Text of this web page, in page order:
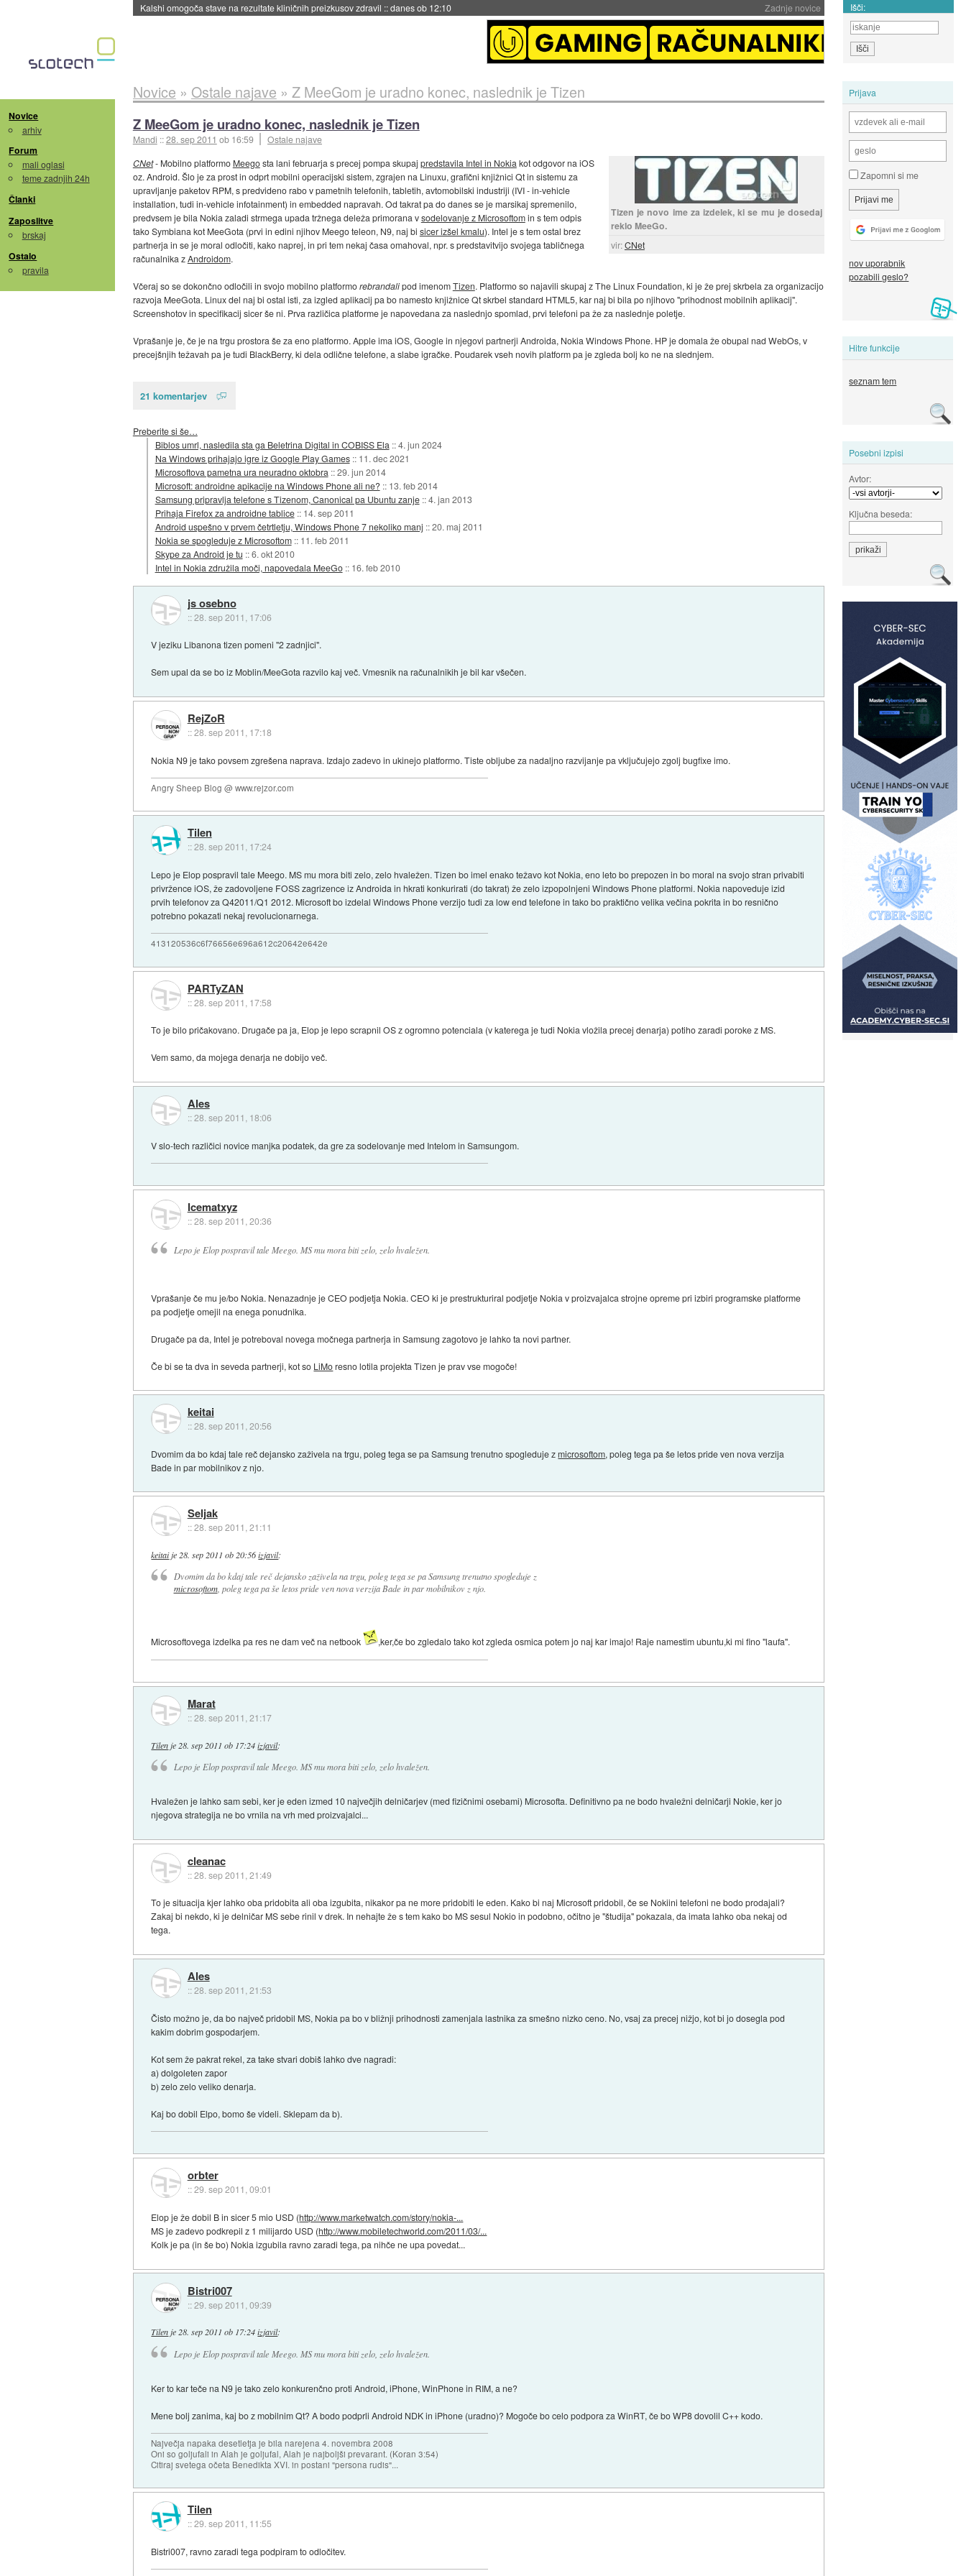
Zadnje novice
Sandisk že prodal več kot polovico SSD-jev za naslednji dve leti::danes ob 11:37 Išči:
Novice
arhiv
Forum
mali oglasi
teme zadnjih 24h
Članki
Zaposlitve
brskaj
Ostalo
pravila
Prijava
Zapomni si me
nov uporabnik
pozabili geslo?
Hitre funkcije
seznam tem
Posebni izpisi
Avtor:
Ključna beseda:
Novice » Ostale najave » Z MeeGom je uradno konec, naslednik je Tizen
Z MeeGom je uradno konec, naslednik je Tizen
Mandi ::28. sep 2011 ob 16:59 Ostale najave
Tizen je novo ime za izdelek, ki se mu je dosedaj
reklo MeeGo.
vir:CNet
CNet- Mobilno platformo Meegosta lani februarja s precej pompa skupaj predstavila Intel in Nokia kot odgovor na iOS
oz. Android. Šlo je za prost in odprt mobilni operacijski sistem, zgrajen na Linuxu, grafični knjižnici Qt in sistemu za
upravljanje paketov RPM, s predvideno rabo v pametnih telefonih, tabletih, avtomobilski industriji (IVI - in-vehicle
installation, tudi in-vehicle infotainment) in embedded napravah. Od takrat pa do danes se je marsikaj spremenilo,
predvsem je bila Nokia zaladi strmega upada tržnega deleža primorana vsodelovanje z Microsoftomin s tem odpis
tako Symbiana kot MeeGota (prvi in edini njihov Meego teleon, N9, naj bi sicer izšel kmalu). Intel je s tem ostal brez
partnerja in se je moral odločiti, kako naprej, in pri tem nekaj časa omahoval, npr. s predstavitvijo svojega tabličnega
računalnika zAndroidom.
Včeraj so se dokončno odločili in svojo mobilno platformorebrandalipod imenomTizen. Platformo so najavili skupaj z The Linux Foundation, ki je že prej skrbela za organizacijo
razvoja MeeGota. Linux del naj bi ostal isti, za izgled aplikacij pa bo namesto knjižnice Qt skrbel standard HTML5, kar naj bi bila po njihovo "prihodnost mobilnih aplikacij".
Screenshotov in specifikacij sicer še ni. Prva različica platforme je napovedana za naslednjo spomlad, prvi telefoni pa že za naslednje poletje.
Vprašanje je, če je na trgu prostora še za eno platformo. Apple ima iOS, Google in njegovi partnerji Androida, Nokia Windows Phone. HP je domala že obupal nad WebOs, v
precejšnjih težavah pa je tudi BlackBerry, ki dela odlične telefone, a slabe igračke. Poudarek vseh novih platform pa je zgleda bolj ko ne na slednjem.
21 komentarjev
Preberite si še…
Biblos umrl, nasledila sta ga Beletrina Digital in COBISS Ela ::4. jun 2024
Na Windows prihajajo igre iz Google Play Games :: 11. dec 2021
Microsoftova pametna ura neuradno oktobra ::29. jun 2014
Microsoft: androidne apikacije na Windows Phone ali ne? :: 13. feb 2014
Samsung pripravlja telefone s Tizenom, Canonical pa Ubuntu zanje ::4. jan 2013
Prihaja Firefox za androidne tablice :: 14. sep 2011
Android uspešno v prvem četrtletju, Windows Phone 7 nekoliko manj ::20. maj 2011
Nokia se spogleduje z Microsoftom :: 11. feb 2011
Skype za Android je tu ::6. okt 2010
Intel in Nokia združila moči, napovedala MeeGo :: 16. feb 2010
js osebno
::28. sep 2011, 17:06
V jeziku Libanona tizen pomeni "2 zadnjici".
Sem upal da se bo iz Moblin/MeeGota razvilo kaj več. Vmesnik na računalnikih je bil kar všečen.
RejZoR
::28. sep 2011, 17:18
Nokia N9 je tako povsem zgrešena naprava. Izdajo zadevo in ukinejo platformo. Tiste obljube za nadaljno razvijanje pa vključujejo zgolj bugfixe imo.
Angry Sheep Blog @ www.rejzor.com
Tilen
::28. sep 2011, 17:24
Lepo je Elop pospravil tale Meego. MS mu mora biti zelo, zelo hvaležen. Tizen bo imel enako težavo kot Nokia, eno leto bo prepozen in bo moral na svojo stran privabiti
privržence iOS, že zadovoljene FOSS zagrizence iz Androida in hkrati konkurirati (do takrat) že zelo izpopolnjeni Windows Phone platformi. Nokia napoveduje izid
prvih telefonov za Q42011/Q1 2012. Microsoft bo izdelal Windows Phone verzijo tudi za low end telefone in tako bo praktično velika večina pokrita in bo resnično
potrebno pokazati nekaj revolucionarnega.
413120536c6f76656e696a612c20642e642e
PARTyZAN
::28. sep 2011, 17:58
To je bilo pričakovano. Drugače pa ja, Elop je lepo scrapnil OS z ogromno potenciala (v katerega je tudi Nokia vložila precej denarja) potiho zaradi poroke z MS.
Vem samo, da mojega denarja ne dobijo več.
Ales
::28. sep 2011, 18:06
V slo-tech različici novice manjka podatek, da gre za sodelovanje med Intelom in Samsungom.
Icematxyz
::28. sep 2011, 20:36
Lepo je Elop pospravil tale Meego. MS mu mora biti zelo, zelo hvaležen.
Vprašanje če mu je/bo Nokia. Nenazadnje je CEO podjetja Nokia. CEO ki je prestrukturiral podjetje Nokia v proizvajalca strojne opreme pri izbiri programske platforme
pa podjetje omejil na enega ponudnika.
Drugače pa da, Intel je potreboval novega močnega partnerja in Samsung zagotovo je lahko ta novi partner.
Če bi se ta dva in seveda partnerji, kot so LiMoresno lotila projekta Tizen je prav vse mogoče!
keitai
::28. sep 2011, 20:56
Dvomim da bo kdaj tale reč dejansko zaživela na trgu, poleg tega se pa Samsung trenutno spogleduje zmicrosoftom, poleg tega pa še letos pride ven nova verzija
Bade in par mobilnikov z njo.
Seljak
::28. sep 2011, 21:11
keitaije 28. sep 2011 ob 20:56 izjavil:
Dvomim da bo kdaj tale reč dejansko zaživela na trgu, poleg tega se pa Samsung trenutno spogleduje z
microsoftom, poleg tega pa še letos pride ven nova verzija Bade in par mobilnikov z njo.
Microsoftovega izdelka pa res ne dam več na netbook ,ker,če bo zgledalo tako kot zgleda osmica potem jo naj kar imajo! Raje namestim ubuntu,ki mi fino "laufa".
Marat
::28. sep 2011, 21:17
Tilen je 28. sep 2011 ob 17:24 izjavil:
Lepo je Elop pospravil tale Meego. MS mu mora biti zelo, zelo hvaležen.
Hvaležen je lahko sam sebi, ker je eden izmed 10 največjih delničarjev (med fizičnimi osebami) Microsofta. Definitivno pa ne bodo hvaležni delničarji Nokie, ker jo
njegova strategija ne bo vrnila na vrh med proizvajalci...
cleanac
::28. sep 2011, 21:49
To je situacija kjer lahko oba pridobita ali oba izgubita, nikakor pa ne more pridobiti le eden. Kako bi naj Microsoft pridobil, če se Nokiini telefoni ne bodo prodajali?
Zakaj bi nekdo, ki je delničar MS sebe rinil v drek. In nehajte že s tem kako bo MS sesul Nokio in podobno, očitno je "študija" pokazala, da imata lahko oba nekaj od
tega.
Ales
::28. sep 2011, 21:53
Čisto možno je, da bo največ pridobil MS, Nokia pa bo v bližnji prihodnosti zamenjala lastnika za smešno nizko ceno. No, vsaj za precej nižjo, kot bi jo dosegla pod
kakim dobrim gospodarjem.
Kot sem že pakrat rekel, za take stvari dobiš lahko dve nagradi:
a) dolgoleten zapor
b) zelo zelo veliko denarja.
Kaj bo dobil Elpo, bomo še videli. Sklepam da b).
orbter
::29. sep 2011, 09:01
Elop je že dobil B in sicer 5 mio USD (http://www.marketwatch.com/story/nokia-...
MS je zadevo podkrepil z 1 milijardo USD (http://www.mobiletechworld.com/2011/03/...
Kolk je pa (in še bo) Nokia izgubila ravno zaradi tega, pa nihče ne upa povedat...
Bistri007
::29. sep 2011, 09:39
Tilenje28. sep 2011 ob 17:24 izjavil:
Lepo je Elop pospravil tale Meego. MS mu mora biti zelo, zelo hvaležen.
Ker to kar teče na N9 je tako zelo konkurenčno proti Android, iPhone, WinPhone in RIM, a ne?
Mene bolj zanima, kaj bo z mobilnim Qt? A bodo podprli Android NDK in iPhone (uradno)? Mogoče bo celo podpora za WinRT, če bo WP8 dovolil C++ kodo.
Največja napaka desetletja je bila narejena 4. novembra 2008
Oni so goljufali in Alah je goljufal, Alah je najboljši prevarant. (Koran 3:54)
Citiraj svetega očeta Benedikta XVI. in postani "persona rudis"...
Tilen
::29. sep 2011, 11:55
Bistri007, ravno zaradi tega podpiram to odločitev.